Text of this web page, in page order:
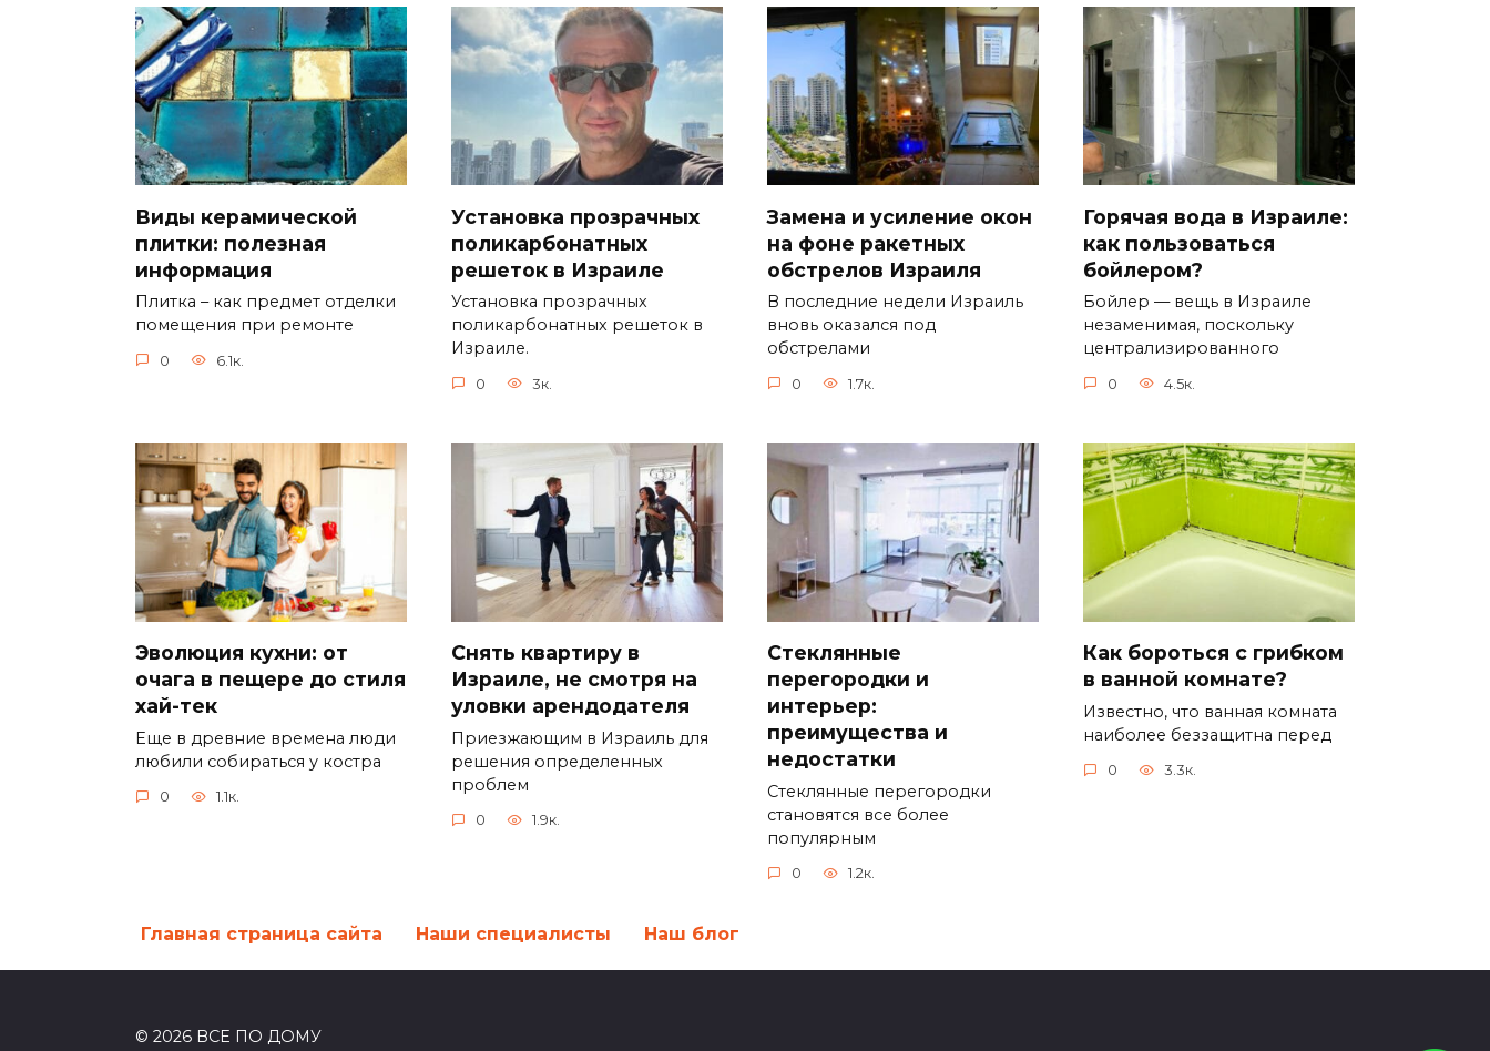
Виды керамической
плитки: полезная
информация
Плитка – как предмет отделки
помещения при ремонте
0 6.1к.
Установка прозрачных
поликарбонатных
решеток в Израиле
Установка прозрачных
поликарбонатных решеток в
Израиле.
0 3к.
Замена и усиление окон
на фоне ракетных
обстрелов Израиля
В последние недели Израиль
вновь оказался под
обстрелами
0 1.7к.
Горячая вода в Израиле:
как пользоваться
бойлером?
Бойлер — вещь в Израиле
незаменимая, поскольку
централизированного
0 4.5к.
Эволюция кухни: от
очага в пещере до стиля
хай-тек
Еще в древние времена люди
любили собираться у костра
0 1.1к.
Снять квартиру в
Израиле, не смотря на
уловки арендодателя
Приезжающим в Израиль для
решения определенных
проблем
0 1.9к.
Стеклянные
перегородки и
интерьер:
преимущества и
недостатки
Стеклянные перегородки
становятся все более
популярным
0 1.2к.
Как бороться с грибком
в ванной комнате?
Известно, что ванная комната
наиболее беззащитна перед
0 3.3к.
Главная страница сайта Наши специалисты Наш блог
© 2026 ВСЕ ПО ДОМУ